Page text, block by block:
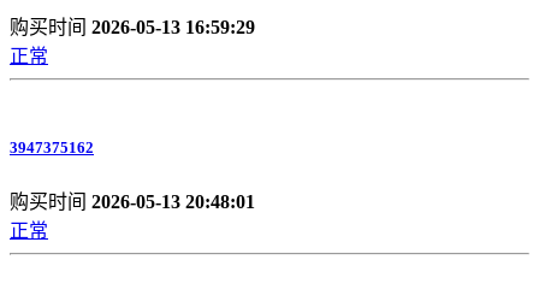
购买时间 2026-05-13 16:59:29
正常
3947375162
购买时间 2026-05-13 20:48:01
正常